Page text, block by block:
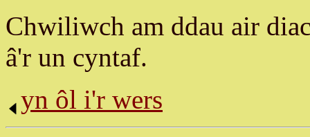
Chwiliwch am ddau air
â'r un cyntaf.
yn ôl i'r wers